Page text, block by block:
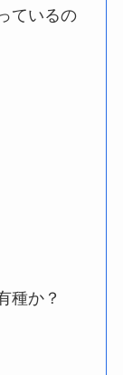
ているの
種か？